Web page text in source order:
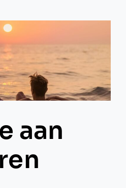
aan